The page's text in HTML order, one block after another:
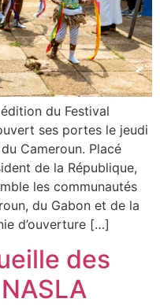
du Festival
ses portes le jeudi
Cameroun. Placé
de la République,
les communautés
du Gabon et de la
d’ouverture […]
des